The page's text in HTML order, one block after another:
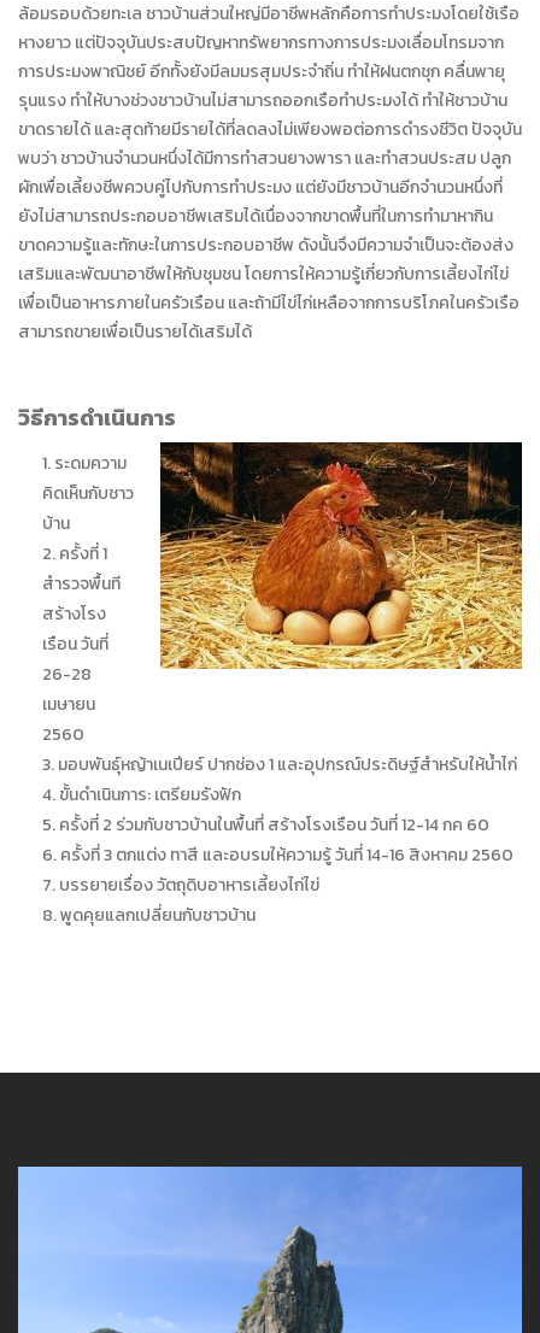
ล้อมรอบด้วยทะเล ชาวบ้านส่วนใหญ่มีอาชีพหลักคือการทำประมงโดยใช้เรือ
หางยาว แต่ปัจจุบันประสบปัญหาทรัพยากรทางการประมงเลื่อมโทรมจาก
การประมงพาณิชย์ อีกทั้งยังมีลมมรสุมประจำถิ่น ทำให้ฝนตกชุก คลื่นพายุ
รุนแรง ทำให้บางช่วงชาวบ้านไม่สามารถออกเรือทำประมงได้ ทำให้ชาวบ้าน
ขาดรายได้ และสุดท้ายมีรายได้ที่ลดลงไม่เพียงพอต่อการดำรงชีวิต ปัจจุบัน
พบว่า ชาวบ้านจำนวนหนึ่งได้มีการทำสวนยางพารา และทำสวนประสม ปลูก
ผักเพื่อเลี้ยงชีพควบคู่ไปกับการทำประมง แต่ยังมีชาวบ้านอีกจำนวนหนึ่งที่
ยังไม่สามารถประกอบอาชีพเสริมได้เนื่องจากขาดพื้นที่ในการทำมาหากิน
ขาดความรู้และทักษะในการประกอบอาชีพ ดังนั้นจึงมีความจำเป็นจะต้องส่ง
เสริมและพัฒนาอาชีพให้กับชุมชน โดยการให้ความรู้เกี่ยวกับการเลี้ยงไก่ไข่
เพื่อเป็นอาหารภายในครัวเรือน และถ้ามีไข่ไก่เหลือจากการบริโภคในครัวเรือ
สามารถขายเพื่อเป็นรายได้เสริมได้
วิธีการดำเนินการ
ระดมความ
คิดเห็นกับชาว
บ้าน
ครั้งที่ 1
สำรวจพื้นที
สร้างโรง
เรือน วันที่
26-28
เมษายน
2560
มอบพันธุ์หญ้าเนเปียร์ ปากช่อง 1 และอุปกรณ์ประดิษฐ์สำหรับให้น้ำไก่
ขั้นดำเนินการ: เตรียมรังฟัก
ครั้งที่ 2 ร่วมกับชาวบ้านในพื้นที่ สร้างโรงเรือน วันที่ 12-14 กค 60
ครั้งที่ 3 ตกแต่ง ทาสี และอบรมให้ความรู้ วันที่ 14-16 สิงหาคม 2560
บรรยายเรื่อง วัตถุดิบอาหารเลี้ยงไก่ไข่
พูดคุยแลกเปลี่ยนกับชาวบ้าน